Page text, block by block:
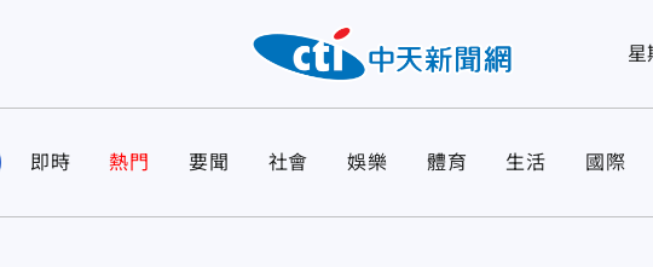
星
即時 熱門 要聞 社會 娛樂 體育 生活 國際